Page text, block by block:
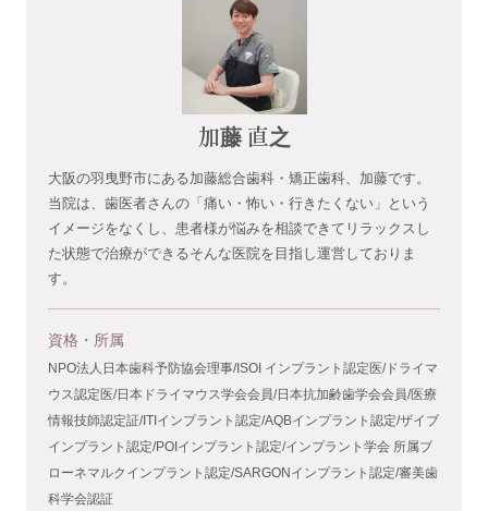
加藤 直之
大阪の羽曳野市にある加藤総合歯科・矯正歯科、加藤です。
当院は、歯医者さんの「痛い・怖い・行きたくない」という
イメージをなくし、患者様が悩みを相談できてリラックスし
た状態で治療ができるそんな医院を目指し運営しておりま
す。
資格・所属
NPO法人日本歯科予防協会理事/ISOI インプラント認定医/ドライマ
ウス認定医/日本ドライマウス学会会員/日本抗加齢歯学会会員/医療
情報技師認定証/ITIインプラント認定/AQBインプラント認定/ザイブ
インプラント認定/POIインプラント認定/インプラント学会 所属ブ
ローネマルクインプラント認定/SARGONインプラント認定/審美歯
科学会認証